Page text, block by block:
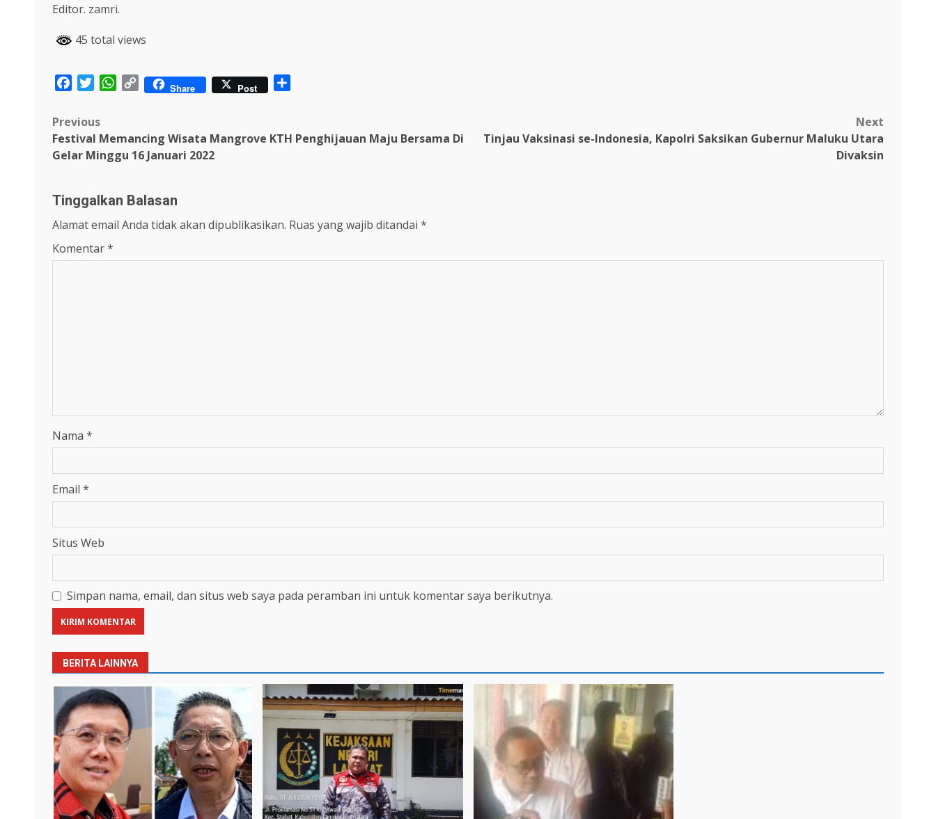
Editor. zamri.
45 total views
FacebookTwitterWhatsApp
Copy Share Post
Post
navigation
Previous
Festival Memancing Wisata Mangrove KTH Penghijauan Maju Bersama Di
Gelar Minggu 16 Januari 2022
Next
Tinjau Vaksinasi se-Indonesia, Kapolri Saksikan Gubernur Maluku Utara
Divaksin
Tinggalkan Balasan
Alamat email Anda tidak akan dipublikasikan. Ruas yang wajib ditandai *
Komentar*
Nama *
Email *
Situs Web
Simpan nama, email, dan situs web saya pada peramban ini untuk komentar saya berikutnya.
BERITA LAINNYA